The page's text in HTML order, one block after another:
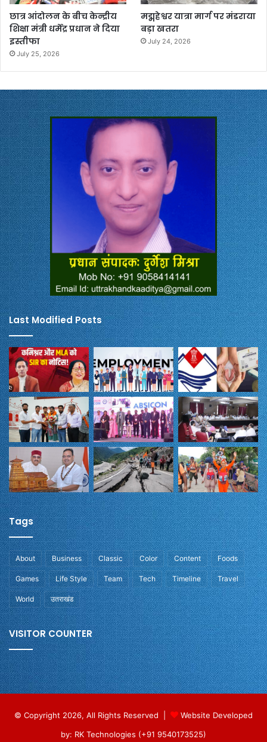
छात्र आंदोलन के बीच केन्द्रीय
शिक्षा मंत्री धर्मेंद्र प्रधान ने दिया
इस्तीफा
July 25, 2026
मद्महेश्वर यात्रा मार्ग पर मंडराया
बड़ा खतरा
July 24, 2026
Last Modified Posts
Tags
About Business Classic Color Content Foods
Games Life Style Team Tech Timeline Travel
World उतराखंड
VISITOR COUNTER
© Copyright 2026, All Rights Reserved |
Website Developed
by: RK Technologies (+91 9540173525)